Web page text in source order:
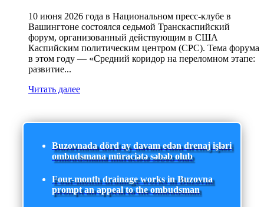
10 июня 2026 года в Национальном пресс-клубе в
Вашингтоне состоялся седьмой Транскаспийский
форум, организованный действующим в США
Каспийским политическим центром (CPC). Тема форума
в этом году — «Средний коридор на переломном этапе:
развитие...
Читать далее
Buzovnada dörd ay davam edən drenaj işləri
ombudsmana müraciətə səbəb olub
Four-month drainage works in Buzovna
prompt an appeal to the ombudsman